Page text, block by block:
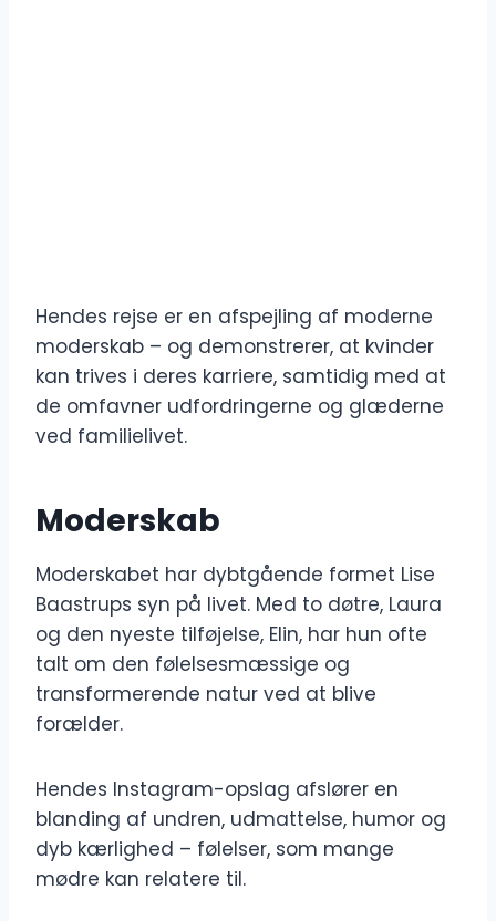
Hendes rejse er en afspejling af moderne
moderskab – og demonstrerer, at kvinder
kan trives i deres karriere, samtidig med at
de omfavner udfordringerne og glæderne
ved familielivet.
Moderskab
Moderskabet har dybtgående formet Lise
Baastrups syn på livet. Med to døtre, Laura
og den nyeste tilføjelse, Elin, har hun ofte
talt om den følelsesmæssige og
transformerende natur ved at blive
forælder.
Hendes Instagram-opslag afslører en
blanding af undren, udmattelse, humor og
dyb kærlighed – følelser, som mange
mødre kan relatere til.